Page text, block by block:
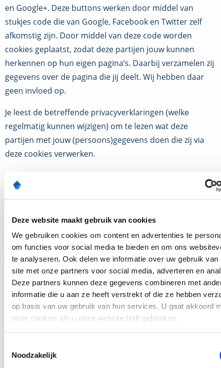
Deze website maakt gebruik van cookies
We gebruiken cookies om content en advertenties te
om functies voor social media te bieden en om ons
te analyseren. Ook delen we informatie over uw gebruik van
site met onze partners voor social media, adverteren en
Deze partners kunnen deze gegevens combineren met
informatie die u aan ze heeft verstrekt of die ze hebben
op basis van uw gebruik van hun services. U gaat akkoord
onze cookies als u onze website blijft gebruiken.
Noodzakelijk
en Google+. Deze buttons werken door middel van
stukjes code die van Google, Facebook en Twitter zelf
afkomstig zijn. Door middel van deze code worden
cookies geplaatst, zodat deze partijen jouw kunnen
herkennen op hun eigen pagina’s. Daarbij verzamelen zij
gegevens over de pagina die jij deelt. Wij hebben daar
geen invloed op.
Je leest de betreffende privacyverklaringen (welke
regelmatig kunnen wijzigen) om te lezen wat deze
partijen met jouw (persoons)gegevens doen die zij via
deze cookies verwerken.
Twitter
Google
Facebook
LinkedIn
Derden
Je persoonsgegevens worden, afgezien in het kader van
het hierboven genoemde doel, niet gedeeld met andere
partijen, met uitzondering van de door Somtoday
ingeschakelde data-analysebedrijven.
De door Somtoday ingeschakelde partijen moeten aan
andere dan de hierboven genoemde doeleinden te